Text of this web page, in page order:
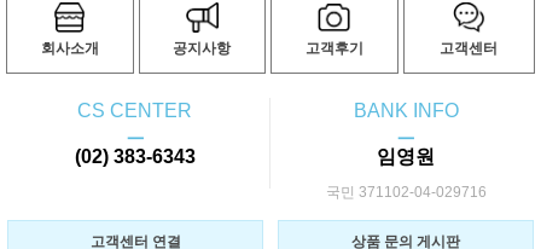
회사소개 공지사항 고객후기 고객센터
CS CENTER
ㅡ
(02) 383-6343
BANK INFO
ㅡ
임영원
국민 371102-04-029716
고객센터 연결 상품 문의 게시판